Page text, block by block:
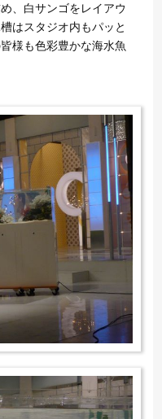
、白サンゴをレイアウ
はスタジオ内もパッと
様も色彩豊かな海水魚